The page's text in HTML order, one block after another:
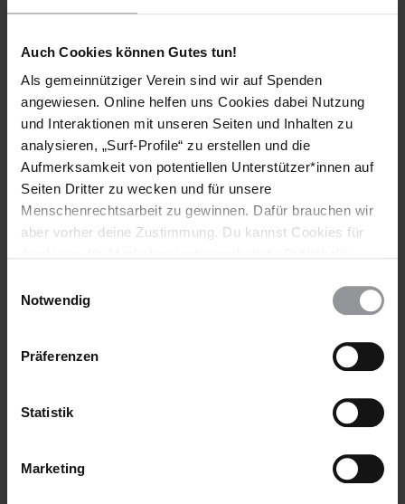
Auch Cookies können Gutes tun!
Als gemeinnütziger Verein sind wir auf Spenden
angewiesen. Online helfen uns Cookies dabei Nutzung
und Interaktionen mit unseren Seiten und Inhalten zu
analysieren, „Surf-Profile“ zu erstellen und die
Aufmerksamkeit von potentiellen Unterstützer*innen auf
Seiten Dritter zu wecken und für unsere
Menschenrechtsarbeit zu gewinnen. Dafür brauchen wir
aber vorher deine Zustimmung. Du kannst Cookies für
wieder ändern. Diesen Banner kannst Du über den Link
Notwendig
Präferenzen
Statistik
Marketing
Medienschaffende und Aktivist_innen weltweit überwacht.
Libyen: Schwere Menschenrechtsverletzungen in
Schutzsuchende, die in libysche Haftzentren gebracht werden,